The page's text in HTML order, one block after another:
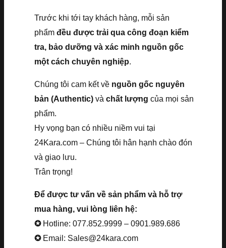
Trước khi tới tay khách hàng, mỗi sản
phẩm đều được trải qua công đoạn kiểm
tra, bảo dưỡng và xác minh nguồn gốc
một cách chuyên nghiệp.
Chúng tôi cam kết về nguồn gốc nguyên
bản (Authentic) và chất lượng của mọi sản
phẩm.
Hy vọng bạn có nhiều niềm vui tại
24Kara.com – Chúng tôi hân hạnh chào đón
và giao lưu.
Trân trọng!
Để được tư vấn về sản phẩm và hỗ trợ
mua hàng, vui lòng liên hệ:
✪ Hotline: 077.852.9999 – 0901.989.686
✪ Email: Sales@24kara.com